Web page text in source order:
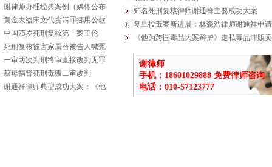
谢律师办理经典案例（媒体公布
黄金大盗宋文代贪污罪挪用公款
中国75岁死刑复核第一案王伦
死刑复核被害家属替被告人喊冤
一审两次判刑终审直接改判无罪
获母捐肾死刑毒贩二审改判
谢通祥律师典型成功大案：《他
知名死刑复核律师谢通祥主要成功大案
复旦投毒案新进展：林森浩律师谢通祥申
《他为跨国毒品大案辩护》走私毒品罪贩
谢律师
手机：18601029888 免费律师咨询
电话：010-57123777